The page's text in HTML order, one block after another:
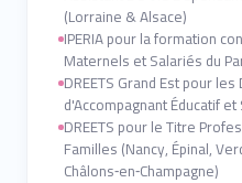
(Lorraine & Alsace)
IPERIA pour la formation
Maternels et Salariés du
DREETS Grand Est pour
d'Accompagnant Éducatif
DREETS pour le Titre
Familles (Nancy, Épinal,
Châlons‑en‑Champagne)